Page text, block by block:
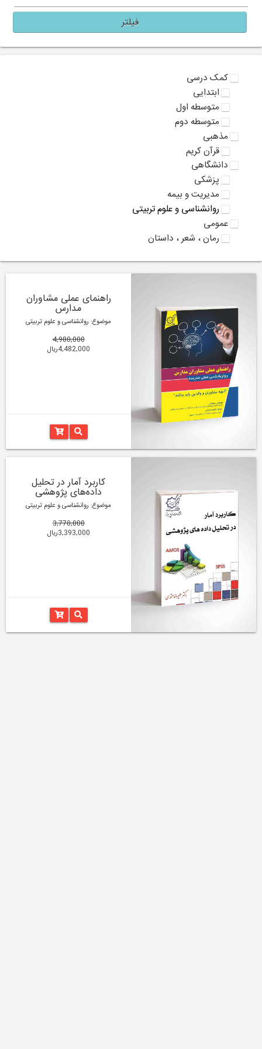
فیلتر
کمک درسی
ابتدایی
متوسطه اول
متوسطه دوم
مذهبی
قرآن کریم
دانشگاهی
پزشکی
مدیریت و بیمه
روانشناسی و علوم تربیتی
عمومی
رمان ، شعر ، داستان
راهنمای عملی مشاوران
مدارس
موضوع: روانشناسی و علوم تربیتی
4,980,000
4,482,000ریال
کاربرد آمار در تحلیل
داده‌های پژوهشی
موضوع: روانشناسی و علوم تربیتی
3,770,000
3,393,000ریال